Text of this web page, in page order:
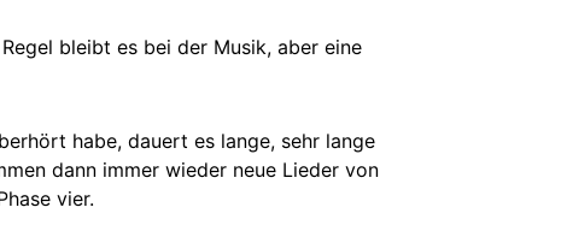
bleibt es bei der Musik, aber eine
habe, dauert es lange, sehr lange
dann immer wieder neue Lieder von
vier.